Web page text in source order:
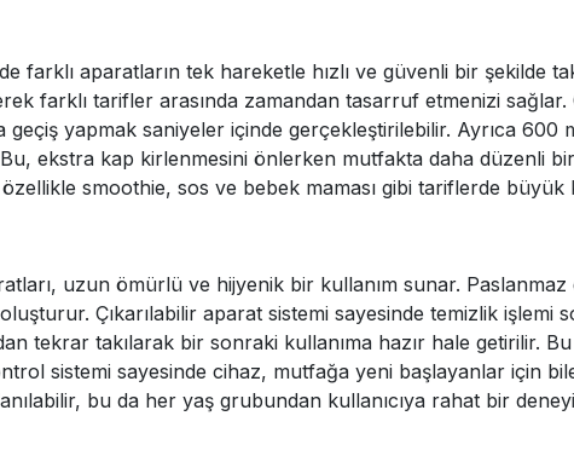
farklı aparatların tek hareketle hızlı ve güvenli bir şekilde
farklı tarifler arasında zamandan tasarruf etmenizi
yapmak saniyeler içinde gerçekleştirilebilir. Ayrıca 600
ekstra kap kirlenmesini önlerken mutfakta daha düzenli
smoothie, sos ve bebek maması gibi tariflerde büyük
uzun ömürlü ve hijyenik bir kullanım sunar.
Çıkarılabilir aparat sistemi sayesinde temizlik işlemi
tekrar takılarak bir sonraki kullanıma hazır hale getirilir.
sistemi sayesinde cihaz, mutfağa yeni başlayanlar için
bu da her yaş grubundan kullanıcıya rahat bir